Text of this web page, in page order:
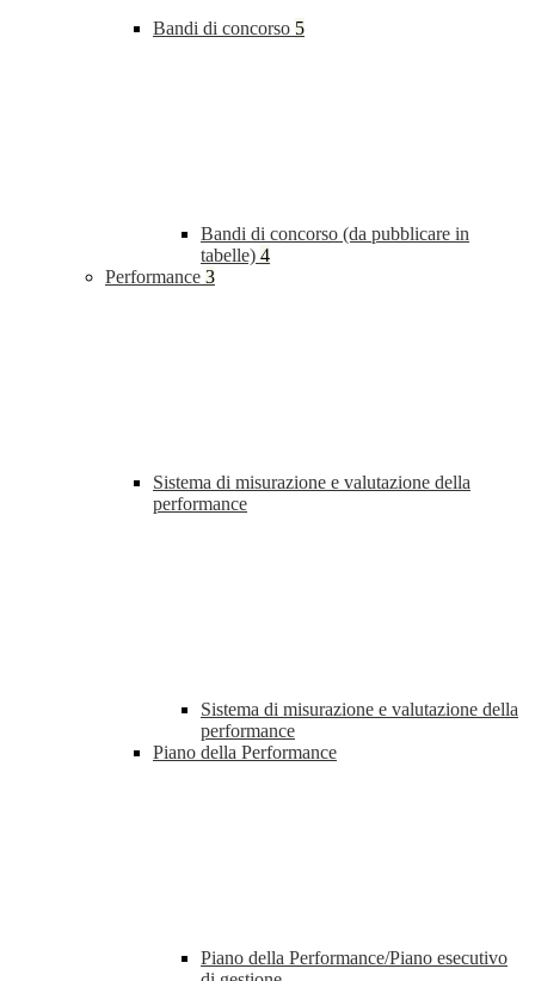
Bandi di concorso 5
Bandi di concorso (da pubblicare in
tabelle) 4
Performance 3
Sistema di misurazione e valutazione della
performance
Sistema di misurazione e valutazione della
performance
Piano della Performance
Piano della Performance/Piano esecutivo